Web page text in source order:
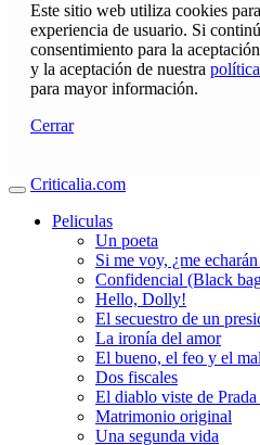
Este sitio web utiliza cookies
experiencia de usuario. Si
consentimiento para la
y la aceptación de nuestra
para mayor información.
Cerrar
Criticalia.com
Peliculas
Un poeta
Si me voy, ¿me
Confidencial (Black
Hello, Dolly!
El secuestro de un
La ironía del amor
El bueno, el feo y el
Dos fiscales
El diablo viste de Prada
Matrimonio original
Una segunda vida